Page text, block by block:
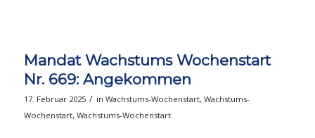
Mandat Wachstums Wochenstart
Nr. 669: Angekommen
17. Februar 2025 / in Wachstums-Wochenstart, Wachstums-
Wochenstart, Wachstums-Wochenstart